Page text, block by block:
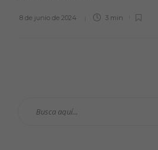
8 de junio de 2024 3 min